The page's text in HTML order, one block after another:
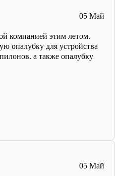
05 Май
компанией этим летом.
опалубку для устройства
а также опалубку
05 Май